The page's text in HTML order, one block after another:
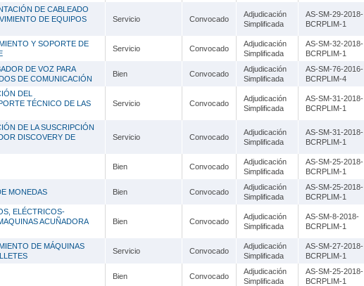
Pasco
Piura
Puno
San Martín
DE CABLEADO
DE EQUIPOS
Servicio Convocado
Adjudicación
Simplificada
AS-SM-29-2018-
BCRPLIM-1
Y SOPORTE DE
Servicio Convocado
Adjudicación
Simplificada
AS-SM-32-2018-
BCRPLIM-1
DE VOZ PARA
DE COMUNICACIÓN
Bien Convocado
Adjudicación
Simplificada
AS-SM-76-2016-
BCRPLIM-4
DEL
TÉCNICO DE LAS
Servicio Convocado
Adjudicación
Simplificada
AS-SM-31-2018-
BCRPLIM-1
DE LA SUSCRIPCIÓN
DISCOVERY DE
Servicio Convocado
Adjudicación
Simplificada
AS-SM-31-2018-
BCRPLIM-1
Bien Convocado
Adjudicación
Simplificada
AS-SM-25-2018-
BCRPLIM-1
MONEDAS Bien Convocado
Adjudicación
Simplificada
AS-SM-25-2018-
BCRPLIM-1
ELÉCTRICOS-
ACUÑADORA
Bien Convocado
Adjudicación
Simplificada
AS-SM-8-2018-
BCRPLIM-1
DE MÁQUINAS
Servicio Convocado
Adjudicación
Simplificada
AS-SM-27-2018-
BCRPLIM-1
Bien Convocado
Adjudicación
Simplificada
AS-SM-25-2018-
BCRPLIM-1